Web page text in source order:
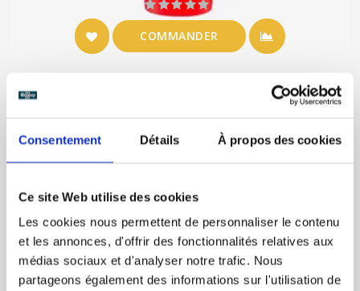
Consentement Détails À propos des cookies
Ce site Web utilise des cookies
Les cookies nous permettent de personnaliser le contenu
et les annonces, d'offrir des fonctionnalités relatives aux
médias sociaux et d'analyser notre trafic. Nous
partageons également des informations sur l'utilisation de
COMMANDER
Eco18 Vierge (5oz) 300/boite LAVAGE INCLUS